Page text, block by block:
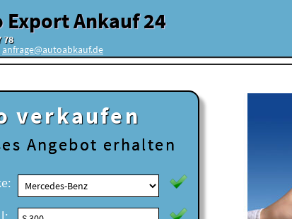
Export Ankauf 24
78
anfrage@autoabkauf.de
verkaufen
Angebot erhalten